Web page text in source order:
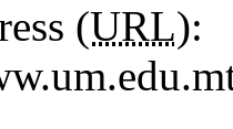
(URL):